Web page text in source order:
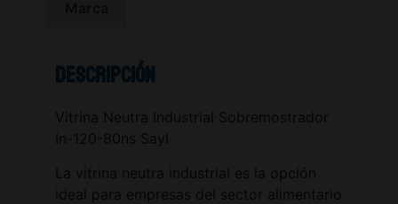
Descripción
Vitrina Neutra Industrial Sobremostrador
In-120-80ns Sayl
La vitrina neutra industrial es la opción
ideal para empresas del sector alimentario